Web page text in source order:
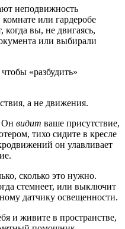
неподвижность
комнате или гардеробе
вы, не двигаясь,
или выбирали
«разбудить»
а не движения.
Он видит ваше присутствие,
тихо сидите в кресле
он улавливает
сколько это нужно.
стемнеет, или выключит
датчику освещенности.
и живите в пространстве,